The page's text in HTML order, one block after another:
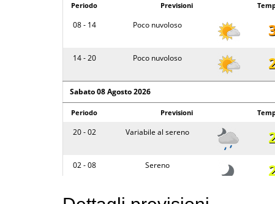
Periodo Previsioni
08 - 14 Poco nuvoloso
14 - 20 Poco nuvoloso
Sabato 08 Agosto 2026
Periodo Previsioni
20 - 02 Variabile al sereno
02 - 08 Sereno
08 - 14 Sereno